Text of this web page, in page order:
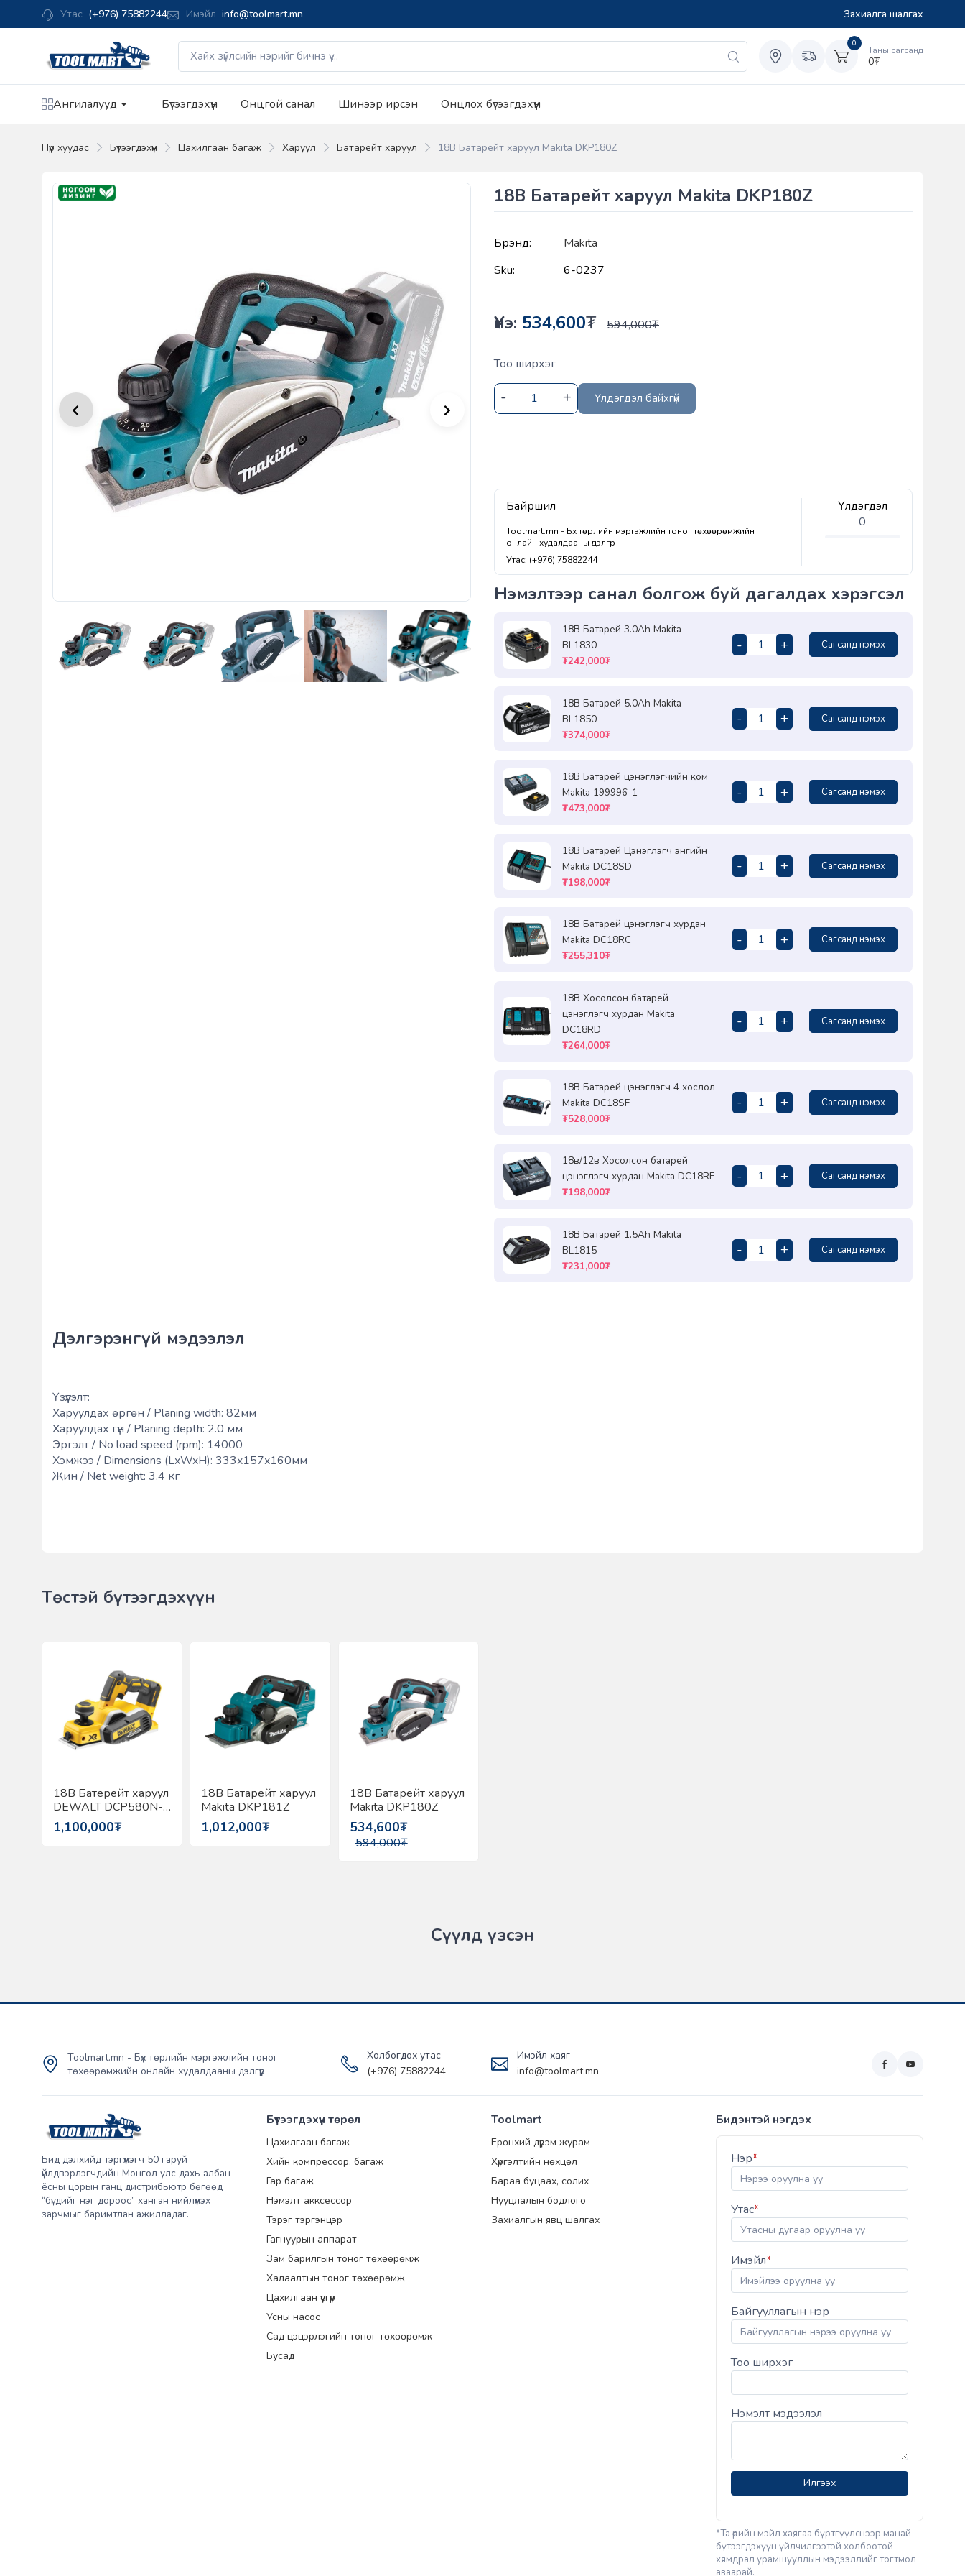
Утас (+976) 75882244 Имэйл info@toolmart.mn Захиалга шалгах
0
Таны сагсанд
0₮
Ангилалууд Бүтээгдэхүүн Онцгой санал Шинээр ирсэн Онцлох бүтээгдэхүүн
Нүүр хуудас Бүтээгдэхүүн Цахилгаан багаж Харуул Батарейт харуул 18В Батарейт харуул Makita DKP180Z
18В Батарейт харуул Makita DKP180Z
Брэнд:
Makita
Sku:
6-0237
Үнэ: 534,600₮ 594,000₮
Тоо ширхэг
Үлдэгдэл байхгүй
Байршил
Toolmart.mn - Бүх төрлийн мэргэжлийн тоног төхөөрөмжийн
онлайн худалдааны дэлгүүр
Утас: (+976) 75882244
Үлдэгдэл
0
Нэмэлтээр санал болгож буй дагалдах хэрэгсэл
18В Батарей 3.0Ah Makita
BL1830
₮242,000₮
- + Сагсанд нэмэх
18В Батарей 5.0Ah Makita
BL1850
₮374,000₮
- + Сагсанд нэмэх
18В Батарей цэнэглэгчийн ком
Makita 199996-1
₮473,000₮
- + Сагсанд нэмэх
18В Батарей Цэнэглэгч энгийн
Makita DC18SD
₮198,000₮
- + Сагсанд нэмэх
18В Батарей цэнэглэгч хурдан
Makita DC18RC
₮255,310₮
- + Сагсанд нэмэх
18В Хосолсон батарей
цэнэглэгч хурдан Makita
DC18RD
₮264,000₮
- + Сагсанд нэмэх
18В Батарей цэнэглэгч 4 хослол
Makita DC18SF
₮528,000₮
- + Сагсанд нэмэх
18в/12в Хосолсон батарей
цэнэглэгч хурдан Makita DC18RE
₮198,000₮
- + Сагсанд нэмэх
18В Батарей 1.5Ah Makita
BL1815
₮231,000₮
- + Сагсанд нэмэх
Дэлгэрэнгүй мэдээлэл
Үзүүлэлт:
Харуулдах өргөн / Planing width: 82мм
Харуулдах гүн / Planing depth: 2.0 мм
Эргэлт / No load speed (rpm): 14000
Хэмжээ / Dimensions (LxWxH): 333x157x160мм
Жин / Net weight: 3.4 кг
Төстэй бүтээгдэхүүн
18В Батерейт харуул
DEWALT DCP580N-
XJ
1,100,000₮
18В Батарейт харуул
Makita DKP181Z
1,012,000₮
18В Батарейт харуул
Makita DKP180Z
534,600₮
594,000₮
Сүүлд үзсэн
Toolmart.mn - Бүх төрлийн мэргэжлийн тоног
төхөөрөмжийн онлайн худалдааны дэлгүүр
Холбогдох утас
(+976) 75882244
Имэйл хаяг
info@toolmart.mn
Бид дэлхийд тэргүүлэгч 50 гаруй
үйлдвэрлэгчдийн Монгол улс дахь албан
ёсны цорын ганц дистрибьютр бөгөөд
“бүгдийг нэг дороос” ханган нийлүүлэх
зарчмыг баримтлан ажилладаг.
Бүтээгдэхүүн төрөл
Цахилгаан багаж
Хийн компрессор, багаж
Гар багаж
Нэмэлт акксессор
Тэрэг тэргэнцэр
Гагнуурын аппарат
Зам барилгын тоног төхөөрөмж
Халаалтын тоног төхөөрөмж
Цахилгаан үүсгүүр
Усны насос
Сад цэцэрлэгийн тоног төхөөрөмж
Бусад
Toolmart
Ерөнхий дүрэм журам
Хүргэлтийн нөхцөл
Бараа буцаах, солих
Нууцлалын бодлого
Захиалгын явц шалгах
Бидэнтэй нэгдэх
Нэр*
Утас*
Имэйл*
Байгууллагын нэр
Тоо ширхэг
Нэмэлт мэдээлэл
Илгээх
*Та өөрийн мэйл хаягаа бүртгүүлснээр манай
бүтээгдэхүүн үйлчилгээтэй холбоотой
хямдрал урамшууллын мэдээллийг тогтмол
аваарай.